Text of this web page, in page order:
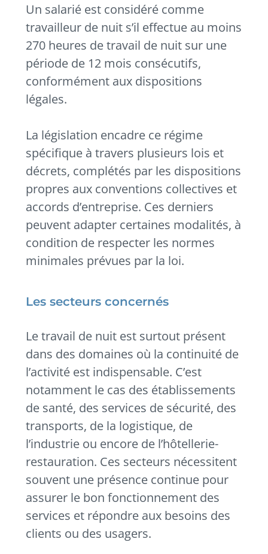
Un salarié est considéré comme
travailleur de nuit s’il effectue au moins
270 heures de travail de nuit sur une
période de 12 mois consécutifs,
conformément aux dispositions
légales.
La législation encadre ce régime
spécifique à travers plusieurs lois et
décrets, complétés par les dispositions
propres aux conventions collectives et
accords d’entreprise. Ces derniers
peuvent adapter certaines modalités, à
condition de respecter les normes
minimales prévues par la loi.
Les secteurs concernés
Le travail de nuit est surtout présent
dans des domaines où la continuité de
l’activité est indispensable. C’est
notamment le cas des établissements
de santé, des services de sécurité, des
transports, de la logistique, de
l’industrie ou encore de l’hôtellerie-
restauration. Ces secteurs nécessitent
souvent une présence continue pour
assurer le bon fonctionnement des
services et répondre aux besoins des
clients ou des usagers.